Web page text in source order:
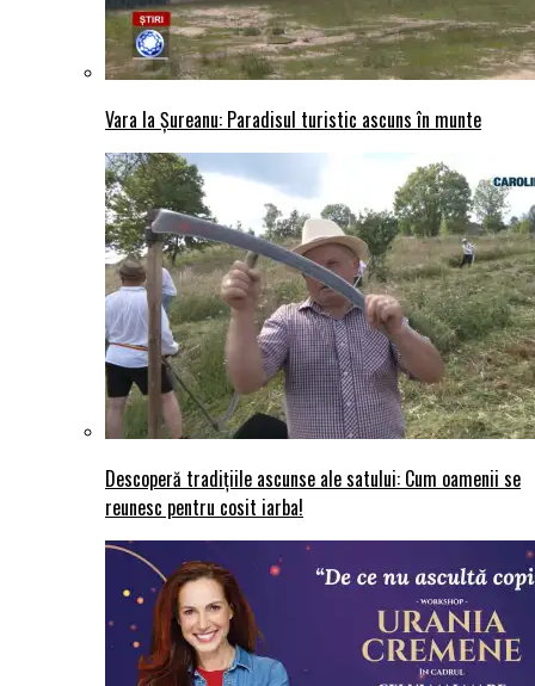
Vara la Șureanu: Paradisul turistic ascuns în munte
Descoperă tradițiile ascunse ale satului: Cum oamenii se
reunesc pentru cosit iarba!